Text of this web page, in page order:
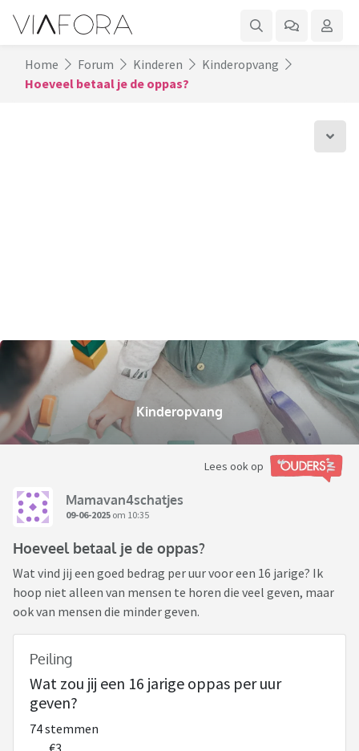
Home Forum Kinderen
Kinderopvang
Hoeveel betaal je de oppas?
Kinderopvang
Lees ook op
Mamavan4schatjes
09-06-2025 om 10:35
Hoeveel betaal je de oppas?
Wat vind jij een goed bedrag per uur voor een 16 jarige? Ik
hoop niet alleen van mensen te horen die veel geven, maar
ook van mensen die minder geven.
Peiling
Wat zou jij een 16 jarige oppas per uur
geven?
74 stemmen